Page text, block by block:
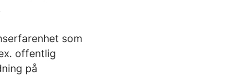
som
offentlig
på